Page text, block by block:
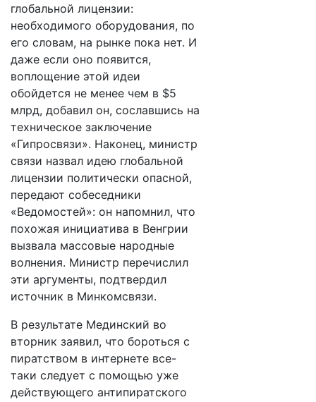
глобальной лицензии:
необходимого оборудования, по
его словам, на рынке пока нет. И
даже если оно появится,
воплощение этой идеи
обойдется не менее чем в $5
млрд, добавил он, сославшись на
техническое заключение
«Гипросвязи». Наконец, министр
связи назвал идею глобальной
лицензии политически опасной,
передают собеседники
«Ведомостей»: он напомнил, что
похожая инициатива в Венгрии
вызвала массовые народные
волнения. Министр перечислил
эти аргументы, подтвердил
источник в Минкомсвязи.
В результате Мединский во
вторник заявил, что бороться с
пиратством в интернете все-
таки следует с помощью уже
действующего антипиратского